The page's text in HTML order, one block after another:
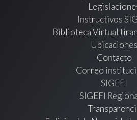
Instructivos
Biblioteca Virtual
Ubicaciones
Contacto
Correo
SIGEFI
SIGEFI